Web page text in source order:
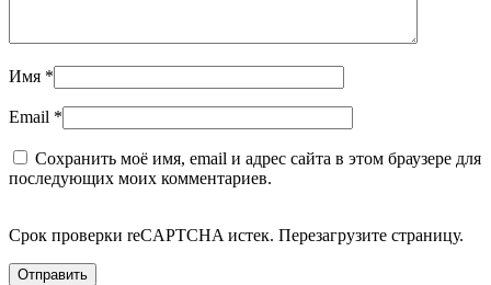
Имя *
Email *
Сохранить моё имя, email и адрес сайта в этом браузере для
последующих моих комментариев.
Срок проверки reCAPTCHA истек. Перезагрузите страницу.